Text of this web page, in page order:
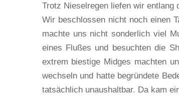
Trotz Nieselregen liefen wir entlang
Wir beschlossen nicht noch einen
machte uns nicht sonderlich viel
eines Flußes und besuchten die
extrem biestige Midges machten
wechseln und hatte begründete
tatsächlich unaushaltbar. Da kam